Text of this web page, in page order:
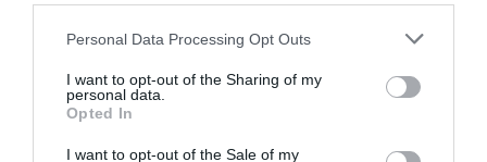
Personal Data Processing Opt Outs
I want to opt-out of the Sharing of my
personal data.
Opted In
I want to opt-out of the Sale of my
développement !